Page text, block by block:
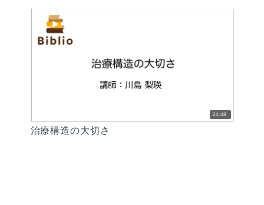
24:48
治療構造の大切さ